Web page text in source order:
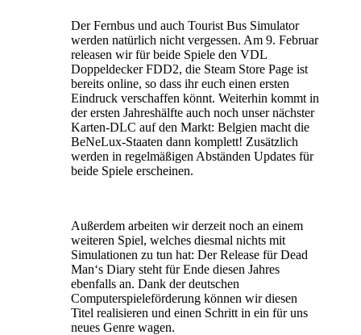
Der Fernbus und auch Tourist Bus Simulator
werden natürlich nicht vergessen. Am 9. Februar
releasen wir für beide Spiele den VDL
Doppeldecker FDD2, die Steam Store Page ist
bereits online, so dass ihr euch einen ersten
Eindruck verschaffen könnt. Weiterhin kommt in
der ersten Jahreshälfte auch noch unser nächster
Karten-DLC auf den Markt: Belgien macht die
BeNeLux-Staaten dann komplett! Zusätzlich
werden in regelmäßigen Abständen Updates für
beide Spiele erscheinen.
Außerdem arbeiten wir derzeit noch an einem
weiteren Spiel, welches diesmal nichts mit
Simulationen zu tun hat: Der Release für Dead
Man‘s Diary steht für Ende diesen Jahres
ebenfalls an. Dank der deutschen
Computerspieleförderung können wir diesen
Titel realisieren und einen Schritt in ein für uns
neues Genre wagen.